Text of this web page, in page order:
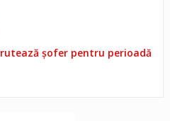
șofer pentru perioadă